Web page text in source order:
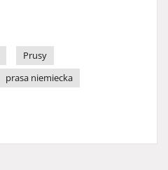
Prusy
prasa niemiecka